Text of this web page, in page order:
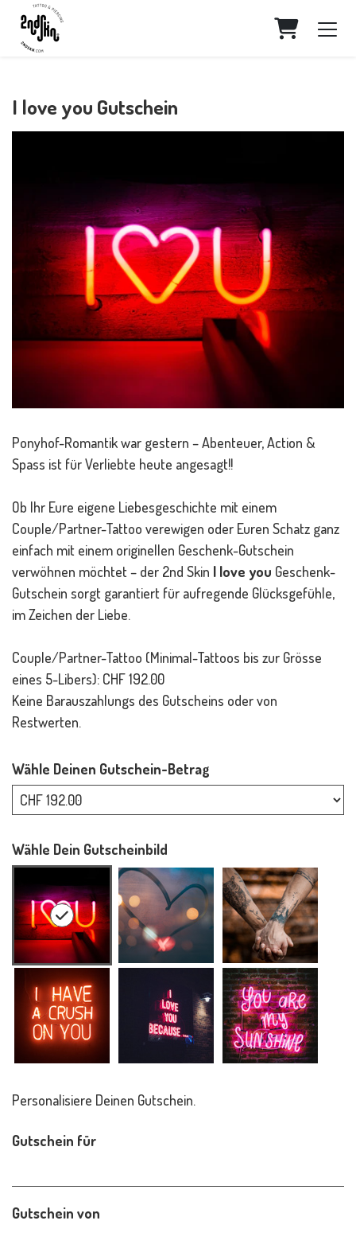
I love you Gutschein
Ponyhof-Romantik war gestern – Abenteuer, Action &
Spass ist für Verliebte heute angesagt!!
Ob Ihr Eure eigene Liebesgeschichte mit einem
Couple/Partner-Tattoo verewigen oder Euren Schatz ganz
einfach mit einem originellen Geschenk-Gutschein
verwöhnen möchtet – der 2nd Skin I love you Geschenk-
Gutschein sorgt garantiert für aufregende Glücksgefühle,
im Zeichen der Liebe.
Couple/Partner-Tattoo (Minimal-Tattoos bis zur Grösse
eines 5-Libers): CHF 192.00
Keine Barauszahlungs des Gutscheins oder von
Restwerten.
Wähle Deinen Gutschein-Betrag
Wähle Dein Gutscheinbild
Personalisiere Deinen Gutschein.
Gutschein für
Gutschein von